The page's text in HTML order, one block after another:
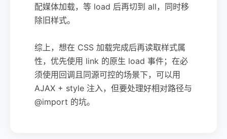
配媒体加载，等 load 后再切到 all，同时移
除旧样式。
综上，想在 CSS 加载完成后再读取样式属
性，优先使用 link 的原生 load 事件；在必
须使用回调且同源可控的场景下，可以用
AJAX + style 注入，但要处理好相对路径与
@import 的坑。